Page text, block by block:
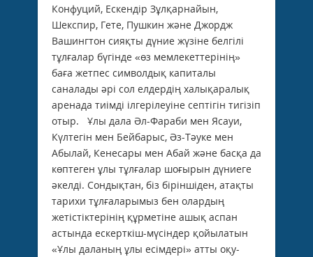
Конфуций, Ескендір Зұлқарнайын,
Шекспир, Гете, Пушкин және Джордж
Вашингтон сияқты дүние жүзіне белгілі
тұлғалар бүгінде «өз мемлекеттерінің»
баға жетпес символдық капиталы
саналады әрі сол елдердің халықаралық
аренада тиімді ілгерілеуіне септігін тигізіп
отыр. Ұлы дала Әл-Фараби мен Ясауи,
Күлтегін мен Бейбарыс, Әз-Тәуке мен
Абылай, Кенесары мен Абай және басқа да
көптеген ұлы тұлғалар шоғырын дүниеге
әкелді. Сондықтан, біз біріншіден, атақты
тарихи тұлғаларымыз бен олардың
жетістіктерінің құрметіне ашық аспан
астында ескерткіш-мүсіндер қойылатын
«Ұлы даланың ұлы есімдері» атты оқу-